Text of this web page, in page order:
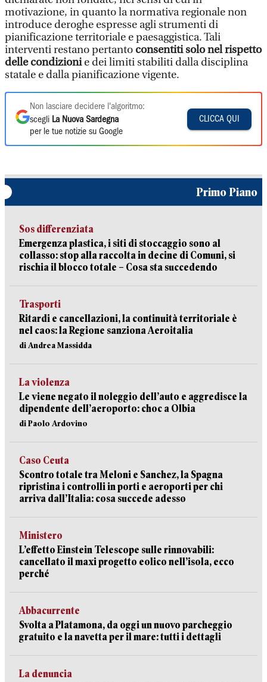
motivazione, in quanto la normativa regionale non
introduce deroghe espresse agli strumenti di
pianificazione territoriale e paesaggistica. Tali
interventi restano pertanto consentiti solo nel rispetto
delle condizionie dei limiti stabiliti dalla disciplina
statale e dalla pianificazione vigente.
Non lasciare decidere l'algoritmo:
scegli La Nuova Sardegna
per le tue notizie su Google
CLICCA QUI
Primo Piano
Sos differenziata
Emergenza plastica, i siti di stoccaggio sono al
collasso: stop alla raccolta in decine di Comuni, si
rischia il blocco totale – Cosa sta succedendo
Trasporti
Ritardi e cancellazioni, la continuità territoriale è
nel caos: la Regione sanziona Aeroitalia
di Andrea Massidda
La violenza
Le viene negato il noleggio dell’auto e aggredisce la
dipendente dell’aeroporto: choc a Olbia
di Paolo Ardovino
Caso Ceuta
Scontro totale tra Meloni e Sanchez, la Spagna
ripristina i controlli in porti e aeroporti per chi
arriva dall’Italia: cosa succede adesso
Ministero
L’effetto Einstein Telescope sulle rinnovabili:
cancellato il maxi progetto eolico nell’isola, ecco
perché
Abbacurrente
Svolta a Platamona, da oggi un nuovo parcheggio
gratuito e la navetta per il mare: tutti i dettagli
La denuncia